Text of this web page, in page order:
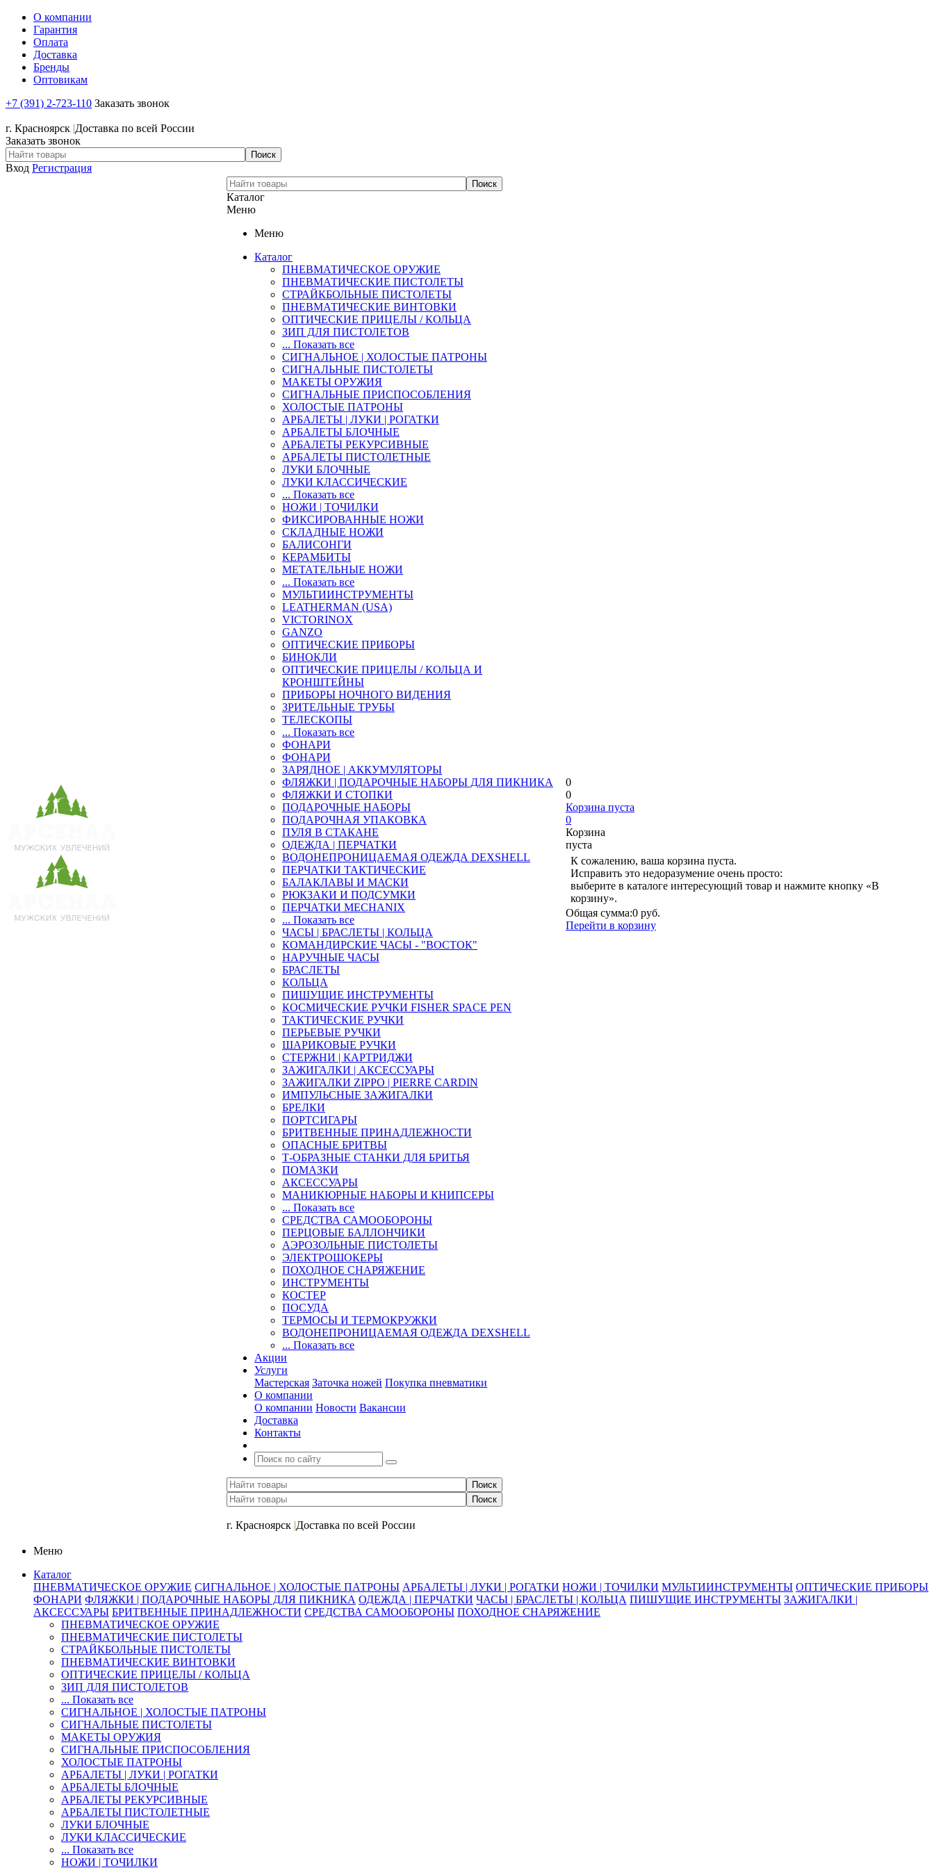
О компании
Гарантия
Оплата
Доставка
Бренды
Оптовикам
+7 (391) 2-723-110 Заказать звонок
г. Красноярск |Доставка по всей России
Заказать звонок
Вход Регистрация
Каталог
Меню
Меню
Каталог
ПНЕВМАТИЧЕСКОЕ ОРУЖИЕ
ПНЕВМАТИЧЕСКИЕ ПИСТОЛЕТЫ
СТРАЙКБОЛЬНЫЕ ПИСТОЛЕТЫ
ПНЕВМАТИЧЕСКИЕ ВИНТОВКИ
ОПТИЧЕСКИЕ ПРИЦЕЛЫ / КОЛЬЦА
ЗИП ДЛЯ ПИСТОЛЕТОВ
... Показать все
СИГНАЛЬНОЕ | ХОЛОСТЫЕ ПАТРОНЫ
СИГНАЛЬНЫЕ ПИСТОЛЕТЫ
МАКЕТЫ ОРУЖИЯ
СИГНАЛЬНЫЕ ПРИСПОСОБЛЕНИЯ
ХОЛОСТЫЕ ПАТРОНЫ
АРБАЛЕТЫ | ЛУКИ | РОГАТКИ
АРБАЛЕТЫ БЛОЧНЫЕ
АРБАЛЕТЫ РЕКУРСИВНЫЕ
АРБАЛЕТЫ ПИСТОЛЕТНЫЕ
ЛУКИ БЛОЧНЫЕ
ЛУКИ КЛАССИЧЕСКИЕ
... Показать все
НОЖИ | ТОЧИЛКИ
ФИКСИРОВАННЫЕ НОЖИ
СКЛАДНЫЕ НОЖИ
БАЛИСОНГИ
КЕРАМБИТЫ
МЕТАТЕЛЬНЫЕ НОЖИ
... Показать все
МУЛЬТИИНСТРУМЕНТЫ
LEATHERMAN (USA)
VICTORINOX
GANZO
ОПТИЧЕСКИЕ ПРИБОРЫ
БИНОКЛИ
ОПТИЧЕСКИЕ ПРИЦЕЛЫ / КОЛЬЦА И
КРОНШТЕЙНЫ
ПРИБОРЫ НОЧНОГО ВИДЕНИЯ
ЗРИТЕЛЬНЫЕ ТРУБЫ
ТЕЛЕСКОПЫ
... Показать все
ФОНАРИ
ФОНАРИ
ЗАРЯДНОЕ | АККУМУЛЯТОРЫ
ФЛЯЖКИ | ПОДАРОЧНЫЕ НАБОРЫ ДЛЯ ПИКНИКА
ФЛЯЖКИ И СТОПКИ
ПОДАРОЧНЫЕ НАБОРЫ
ПОДАРОЧНАЯ УПАКОВКА
ПУЛЯ В СТАКАНЕ
ОДЕЖДА | ПЕРЧАТКИ
ВОДОНЕПРОНИЦАЕМАЯ ОДЕЖДА DEXSHELL
ПЕРЧАТКИ ТАКТИЧЕСКИЕ
БАЛАКЛАВЫ И МАСКИ
РЮКЗАКИ И ПОДСУМКИ
ПЕРЧАТКИ MECHANIX
... Показать все
ЧАСЫ | БРАСЛЕТЫ | КОЛЬЦА
КОМАНДИРСКИЕ ЧАСЫ - "ВОСТОК"
НАРУЧНЫЕ ЧАСЫ
БРАСЛЕТЫ
КОЛЬЦА
ПИШУЩИЕ ИНСТРУМЕНТЫ
КОСМИЧЕСКИЕ РУЧКИ FISHER SPACE PEN
ТАКТИЧЕСКИЕ РУЧКИ
ПЕРЬЕВЫЕ РУЧКИ
ШАРИКОВЫЕ РУЧКИ
СТЕРЖНИ | КАРТРИДЖИ
ЗАЖИГАЛКИ | АКСЕССУАРЫ
ЗАЖИГАЛКИ ZIPPO | PIERRE CARDIN
ИМПУЛЬСНЫЕ ЗАЖИГАЛКИ
БРЕЛКИ
ПОРТСИГАРЫ
БРИТВЕННЫЕ ПРИНАДЛЕЖНОСТИ
ОПАСНЫЕ БРИТВЫ
Т-ОБРАЗНЫЕ СТАНКИ ДЛЯ БРИТЬЯ
ПОМАЗКИ
АКСЕССУАРЫ
МАНИКЮРНЫЕ НАБОРЫ И КНИПСЕРЫ
... Показать все
СРЕДСТВА САМООБОРОНЫ
ПЕРЦОВЫЕ БАЛЛОНЧИКИ
АЭРОЗОЛЬНЫЕ ПИСТОЛЕТЫ
ЭЛЕКТРОШОКЕРЫ
ПОХОДНОЕ СНАРЯЖЕНИЕ
ИНСТРУМЕНТЫ
КОСТЕР
ПОСУДА
ТЕРМОСЫ И ТЕРМОКРУЖКИ
ВОДОНЕПРОНИЦАЕМАЯ ОДЕЖДА DEXSHELL
... Показать все
Акции
Услуги
Мастерская Заточка ножей Покупка пневматики
О компании
О компании Новости Вакансии
Доставка
Контакты
г. Красноярск |Доставка по всей России
0
0
Корзина пуста
0
Корзина
пуста
К сожалению, ваша корзина пуста.
Исправить это недоразумение очень просто:
выберите в каталоге интересующий товар и нажмите кнопку «В
корзину».
Общая сумма:0 руб.
Перейти в корзину
Меню
Каталог
ПНЕВМАТИЧЕСКОЕ ОРУЖИЕ СИГНАЛЬНОЕ | ХОЛОСТЫЕ ПАТРОНЫ АРБАЛЕТЫ | ЛУКИ | РОГАТКИ НОЖИ | ТОЧИЛКИ МУЛЬТИИНСТРУМЕНТЫ ОПТИЧЕСКИЕ ПРИБОРЫ
ФОНАРИ ФЛЯЖКИ | ПОДАРОЧНЫЕ НАБОРЫ ДЛЯ ПИКНИКА ОДЕЖДА | ПЕРЧАТКИ ЧАСЫ | БРАСЛЕТЫ | КОЛЬЦА ПИШУЩИЕ ИНСТРУМЕНТЫ ЗАЖИГАЛКИ |
АКСЕССУАРЫ БРИТВЕННЫЕ ПРИНАДЛЕЖНОСТИ СРЕДСТВА САМООБОРОНЫ ПОХОДНОЕ СНАРЯЖЕНИЕ
ПНЕВМАТИЧЕСКОЕ ОРУЖИЕ
ПНЕВМАТИЧЕСКИЕ ПИСТОЛЕТЫ
СТРАЙКБОЛЬНЫЕ ПИСТОЛЕТЫ
ПНЕВМАТИЧЕСКИЕ ВИНТОВКИ
ОПТИЧЕСКИЕ ПРИЦЕЛЫ / КОЛЬЦА
ЗИП ДЛЯ ПИСТОЛЕТОВ
... Показать все
СИГНАЛЬНОЕ | ХОЛОСТЫЕ ПАТРОНЫ
СИГНАЛЬНЫЕ ПИСТОЛЕТЫ
МАКЕТЫ ОРУЖИЯ
СИГНАЛЬНЫЕ ПРИСПОСОБЛЕНИЯ
ХОЛОСТЫЕ ПАТРОНЫ
АРБАЛЕТЫ | ЛУКИ | РОГАТКИ
АРБАЛЕТЫ БЛОЧНЫЕ
АРБАЛЕТЫ РЕКУРСИВНЫЕ
АРБАЛЕТЫ ПИСТОЛЕТНЫЕ
ЛУКИ БЛОЧНЫЕ
ЛУКИ КЛАССИЧЕСКИЕ
... Показать все
НОЖИ | ТОЧИЛКИ